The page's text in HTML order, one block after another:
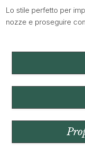
Lo stile perfetto per
nozze e proseguire